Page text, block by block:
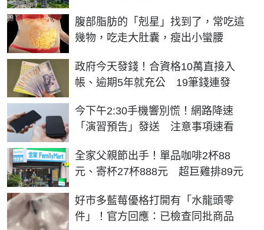
腹部脂肪的「剋星」找到了，常吃這
幾物，吃走大肚囊，瘦出小蠻腰
PR
政府今天發錢！合資格10萬直接入
帳、逾期5年就充公 19筆錢連發
今下午2:30手機響別慌！網路降速
「演習預告」發送 注意事項速看
全家父親節出手！單品咖啡2杯88
元、寄杯27杯888元 超巨雞排89元
好市多藍莓優格打開有「水龍頭零
件」！官方回應：已檢查同批商品